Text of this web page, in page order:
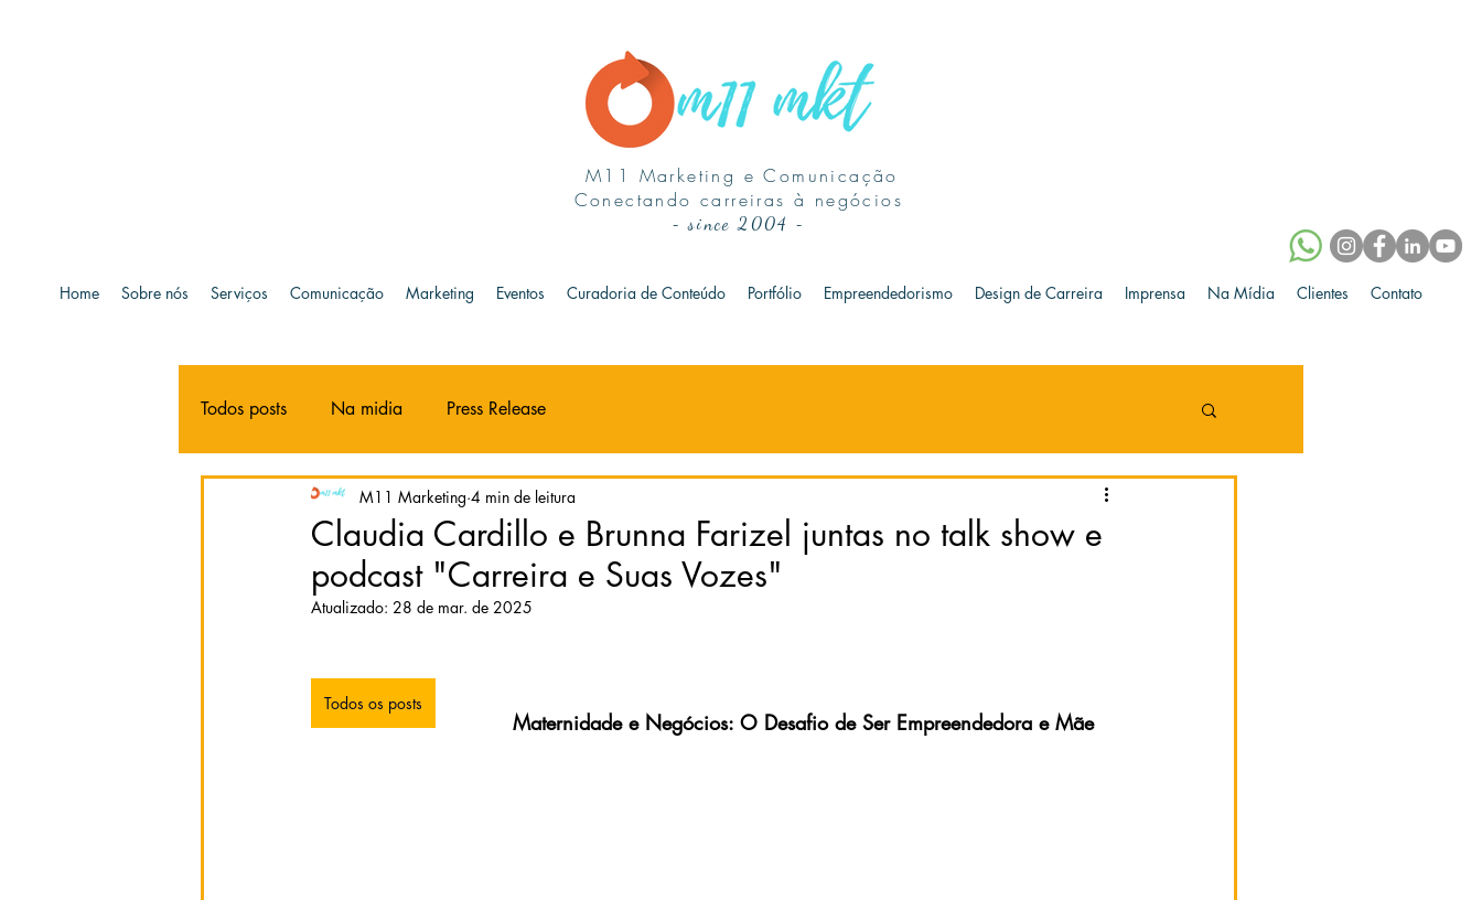
M11 Marketing e Comunicação
Conectando carreiras à negócios
-since 2004 -
Home Sobre nós Serviços Comunicação Marketing Eventos Curadoria de Conteúdo Portfólio Empreendedorismo Design de Carreira Imprensa Na Mídia Clientes Contato
Todos posts Na midia Press Release
Claudia Cardillo e Brunna Farizel juntas no talk show e
podcast "Carreira e Suas Vozes"
M11 Marketing 4 min de leitura
Atualizado: 28 de mar. de 2025
Todos os posts
Maternidade e Negócios: O Desafio de Ser Empreendedora e Mãe